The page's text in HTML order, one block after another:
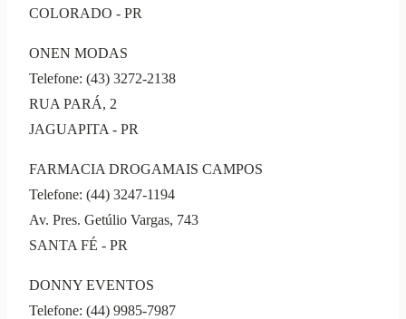
COLORADO - PR
ONEN MODAS
Telefone: (43) 3272-2138
RUA PARÁ, 2
JAGUAPITA - PR
FARMACIA DROGAMAIS CAMPOS
Telefone: (44) 3247-1194
Av. Pres. Getúlio Vargas, 743
SANTA FÉ - PR
DONNY EVENTOS
Telefone: (44) 9985-7987